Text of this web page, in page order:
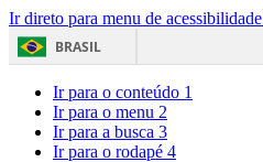
Ir direto para menu de
BRASIL
Ir para o conteúdo 1
Ir para o menu 2
Ir para a busca 3
Ir para o rodapé 4